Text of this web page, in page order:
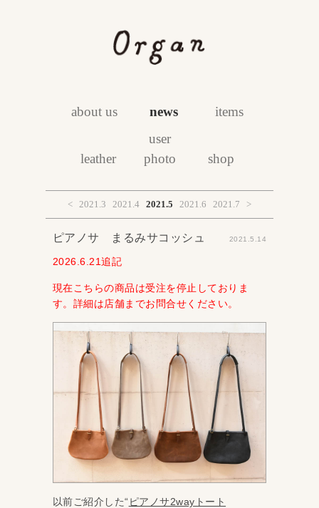
about us news items
leather
user
photo
shop
< 2021.3 2021.4 2021.5 2021.6 2021.7 >
ピアノサ まるみサコッシュ 2021.5.14
2026.6.21追記
現在こちらの商品は受注を停止しておりま
す。詳細は店舗までお問合せください。
以前ご紹介した“ ピアノサ2wayトート